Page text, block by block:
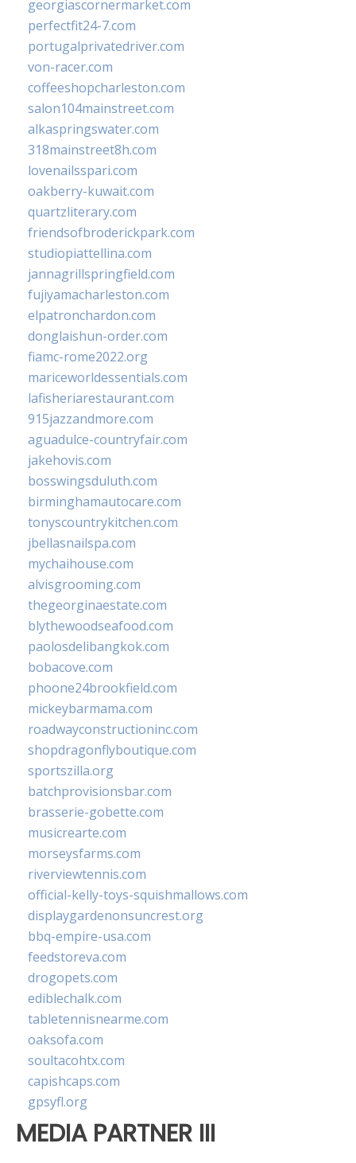
georgiascornermarket.com
perfectfit24-7.com
portugalprivatedriver.com
von-racer.com
coffeeshopcharleston.com
salon104mainstreet.com
alkaspringswater.com
318mainstreet8h.com
lovenailsspari.com
oakberry-kuwait.com
quartzliterary.com
friendsofbroderickpark.com
studiopiattellina.com
jannagrillspringfield.com
fujiyamacharleston.com
elpatronchardon.com
donglaishun-order.com
fiamc-rome2022.org
mariceworldessentials.com
lafisheriarestaurant.com
915jazzandmore.com
aguadulce-countryfair.com
jakehovis.com
bosswingsduluth.com
birminghamautocare.com
tonyscountrykitchen.com
jbellasnailspa.com
mychaihouse.com
alvisgrooming.com
thegeorginaestate.com
blythewoodseafood.com
paolosdelibangkok.com
bobacove.com
phoone24brookfield.com
mickeybarmama.com
roadwayconstructioninc.com
shopdragonflyboutique.com
sportszilla.org
batchprovisionsbar.com
brasserie-gobette.com
musicrearte.com
morseysfarms.com
riverviewtennis.com
official-kelly-toys-squishmallows.com
displaygardenonsuncrest.org
bbq-empire-usa.com
feedstoreva.com
drogopets.com
ediblechalk.com
tabletennisnearme.com
oaksofa.com
soultacohtx.com
capishcaps.com
gpsyfl.org
MEDIA PARTNER III